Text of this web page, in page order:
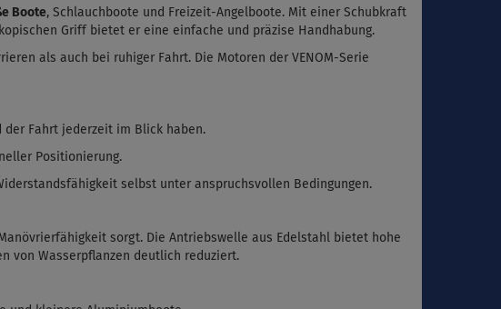
Boote, Schlauchboote und Freizeit-Angelboote. Mit einer Schubkraft
Griff bietet er eine einfache und präzise Handhabung.
als auch bei ruhiger Fahrt. Die Motoren der VENOM-Serie
der Fahrt jederzeit im Blick haben.
Positionierung.
selbst unter anspruchsvollen Bedingungen.
sorgt. Die Antriebswelle aus Edelstahl bietet hohe
von Wasserpflanzen deutlich reduziert.